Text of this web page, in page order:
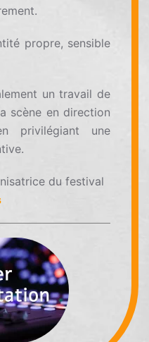
propre, sensible
un travail de
scène en direction
privilégiant une
du festival